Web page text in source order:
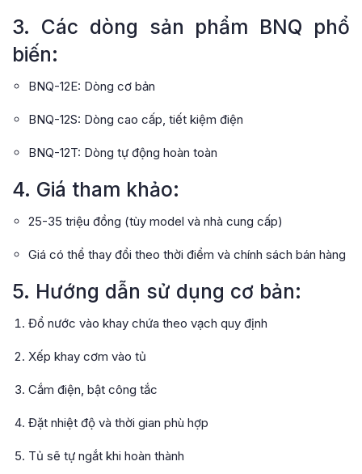
3. Các dòng sản phẩm BNQ phổ
biến:
BNQ-12E: Dòng cơ bản
BNQ-12S: Dòng cao cấp, tiết kiệm điện
BNQ-12T: Dòng tự động hoàn toàn
4. Giá tham khảo:
25-35 triệu đồng (tùy model và nhà cung cấp)
Giá có thể thay đổi theo thời điểm và chính sách bán hàng
5. Hướng dẫn sử dụng cơ bản:
Đổ nước vào khay chứa theo vạch quy định
Xếp khay cơm vào tủ
Cắm điện, bật công tắc
Đặt nhiệt độ và thời gian phù hợp
Tủ sẽ tự ngắt khi hoàn thành